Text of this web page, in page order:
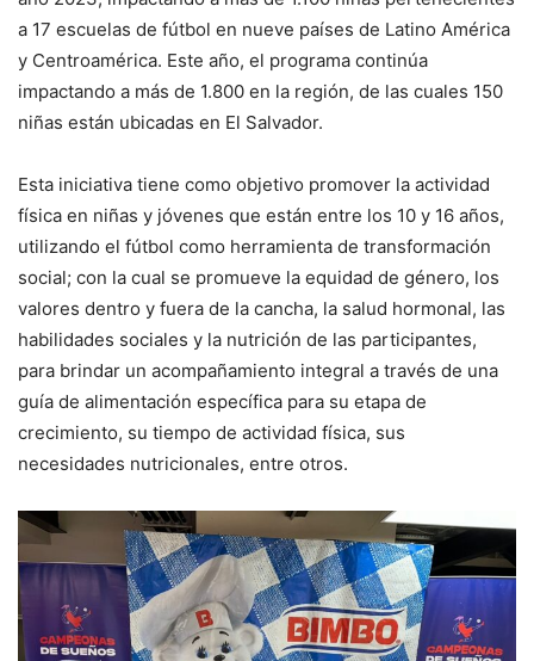
a 17 escuelas de fútbol en nueve países de Latino América
y Centroamérica. Este año, el programa continúa
impactando a más de 1.800 en la región, de las cuales 150
niñas están ubicadas en El Salvador.
Esta iniciativa tiene como objetivo promover la actividad
física en niñas y jóvenes que están entre los 10 y 16 años,
utilizando el fútbol como herramienta de transformación
social; con la cual se promueve la equidad de género, los
valores dentro y fuera de la cancha, la salud hormonal, las
habilidades sociales y la nutrición de las participantes,
para brindar un acompañamiento integral a través de una
guía de alimentación específica para su etapa de
crecimiento, su tiempo de actividad física, sus
necesidades nutricionales, entre otros.